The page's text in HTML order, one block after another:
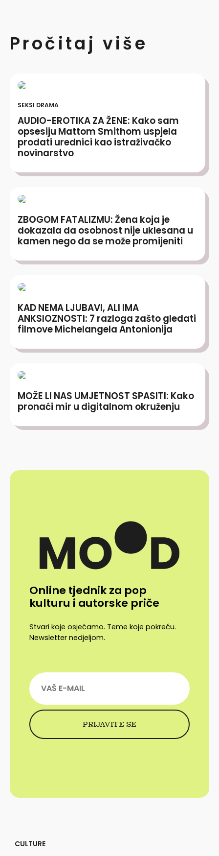
Pročitaj više
SEKSI DRAMA
AUDIO-EROTIKA ZA ŽENE: Kako sam
opsesiju Mattom Smithom uspjela
prodati urednici kao istraživačko
novinarstvo
ZBOGOM FATALIZMU: Žena koja je
dokazala da osobnost nije uklesana u
kamen nego da se može promijeniti
KAD NEMA LJUBAVI, ALI IMA
ANKSIOZNOSTI: 7 razloga zašto gledati
filmove Michelangela Antonionija
MOŽE LI NAS UMJETNOST SPASITI: Kako
pronaći mir u digitalnom okruženju
Online tjednik za pop
kulturu i autorske priče
Stvari koje osjećamo. Teme koje pokreću.
Newsletter nedjeljom.
CULTURE